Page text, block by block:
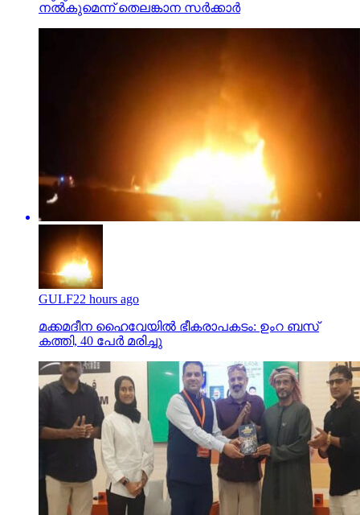
നല്‍കുമെന്ന് തെലങ്കാന സര്‍ക്കാര്‍
GULF22 hours ago
മക്കമദീന ഹൈവേയില്‍ ഭീകരാപകടം: ഉംറ ബസ്
കത്തി, 40 പേര്‍ മരിച്ചു